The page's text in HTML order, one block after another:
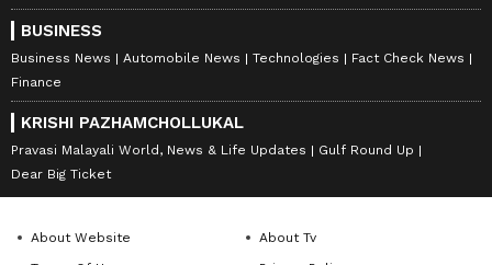
BUSINESS
Business News Automobile News Technologies
Fact Check News
Finance
KRISHI PAZHAMCHOLLUKAL
Pravasi Malayali World, News & Life Updates
Gulf Round Up
Dear Big Ticket
About Website
About Tv